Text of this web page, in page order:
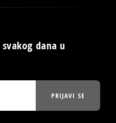
dana u
PRIJAVI SE